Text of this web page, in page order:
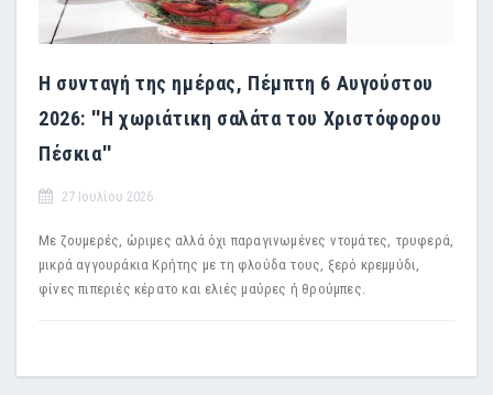
Η συνταγή της ημέρας, Πέμπτη 6 Αυγούστου
2026: ''Η χωριάτικη σαλάτα του Χριστόφορου
Πέσκια''
27 Ιουλίου 2026
Με ζουμερές, ώριμες αλλά όχι παραγινωμένες ντομάτες, τρυφερά,
μικρά αγγουράκια Κρήτης με τη φλούδα τους, ξερό κρεμμύδι,
φίνες πιπεριές κέρατο και ελιές μαύρες ή θρούμπες.